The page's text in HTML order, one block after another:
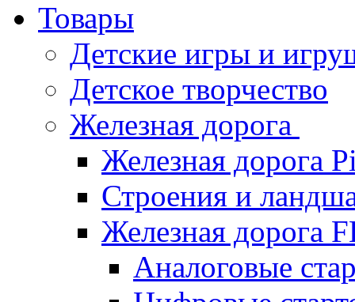
Товары
Детские игры и
Детское творчество
Железная дорога
Железная дорога
Строения и
Железная дорога
Аналоговые